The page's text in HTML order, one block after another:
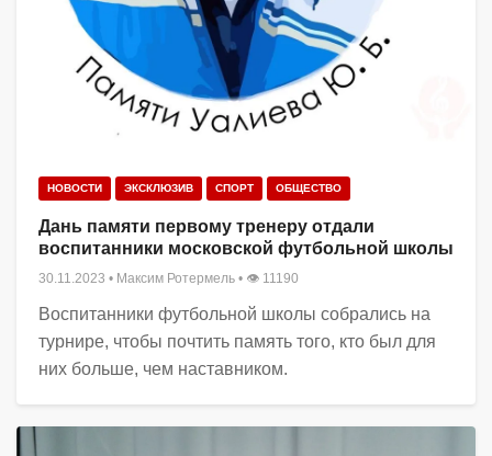
НОВОСТИ ЭКСКЛЮЗИВ СПОРТ ОБЩЕСТВО
Дань памяти первому тренеру отдали
воспитанники московской футбольной школы
30.11.2023 • Максим Ротермель • 👁 11190
Воспитанники футбольной школы собрались на
турнире, чтобы почтить память того, кто был для
них больше, чем наставником.